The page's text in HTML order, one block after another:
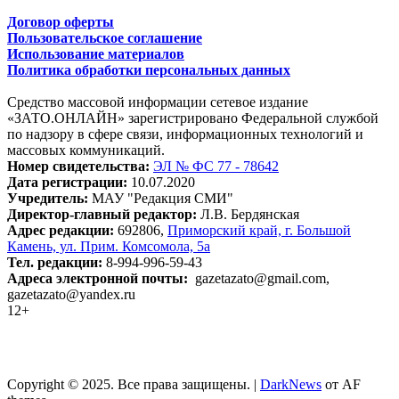
Договор оферты
Пользовательское соглашение
Использование материалов
Политика обработки персональных данных
Средство массовой информации сетевое издание
«ЗАТО.ОНЛАЙН» зарегистрировано Федеральной службой
по надзору в сфере связи, информационных технологий и
массовых коммуникаций.
Номер свидетельства: ЭЛ № ФС 77 - 78642
Дата регистрации: 10.07.2020
Учредитель: МАУ "Редакция СМИ"
Директор-главный редактор: Л.В. Бердянская
Адрес редакции: 692806, Приморский край, г. Большой
Камень, ул. Прим. Комсомола, 5а
Тел. редакции: 8-994-996-59-43
Адреса электронной почты: gazetazato@gmail.com,
gazetazato@yandex.ru
12+
Copyright © 2025. Все права защищены. | DarkNews от AF